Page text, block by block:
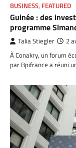
BUSINESS, FEATURED
Guinée : des
programme
Talia Stiegler 2
À Conakry, un forum
par Bpifrance a réuni